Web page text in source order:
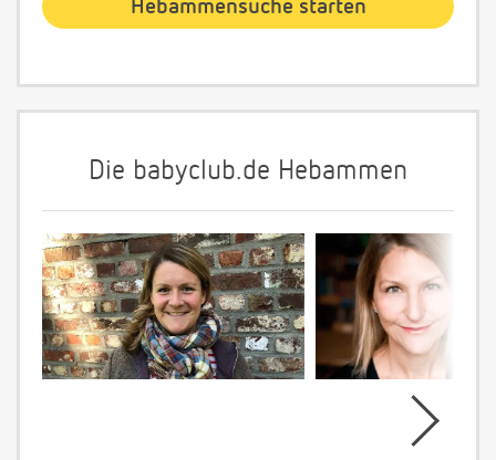
Die babyclub.de Hebammen